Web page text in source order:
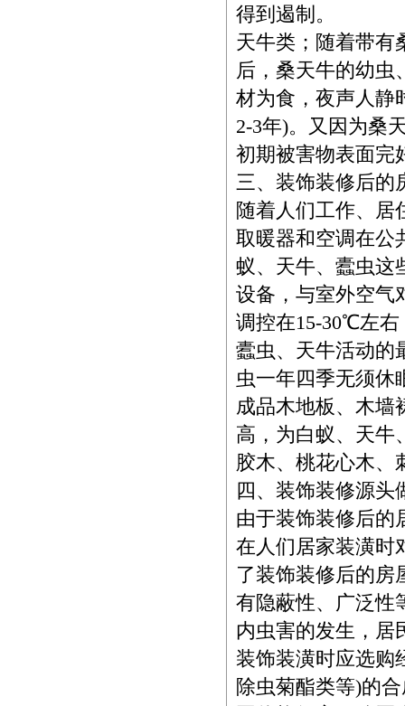
得到遏制。
天牛类；随着带有
后，桑天牛的幼虫
材为食，夜声人静
2-3年)。又因为桑
初期被害物表面完
三、装饰装修后的
随着人们工作、居
取暖器和空调在公
蚁、天牛、蠹虫这
设备，与室外空气
调控在15-30℃左右
蠹虫、天牛活动的
虫一年四季无须休
成品木地板、木墙
高，为白蚁、天牛
胶木、桃花心木、
四、装饰装修源头
由于装饰装修后的
在人们居家装潢时
了装饰装修后的房
有隐蔽性、广泛性
内虫害的发生，居
装饰装潢时应选购
除虫菊酯类等)的